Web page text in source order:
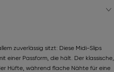
zuverlässig sitzt: Diese Midi-Slips
einer Passform, die hält. Der klassische,
Hüfte, während flache Nähte für eine